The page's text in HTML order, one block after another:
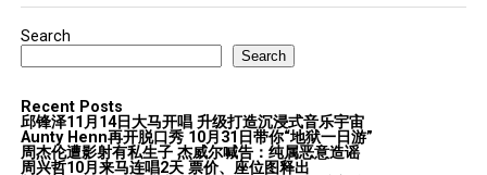
Search
Search
Recent Posts
邱锋泽11月14日大马开唱 升级打造沉浸式音乐宇宙
Aunty Henn再开脱口秀 10月31日带你“地狱一日游”
周杰伦遭影射有私生子 杰威尔喊告：纯属恶意造谣
周兴哲10月来马连唱2天 票价、座位图释出